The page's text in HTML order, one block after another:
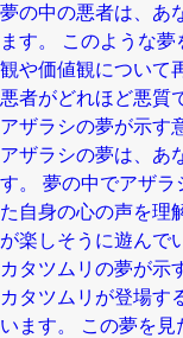
夢の中の悪者は、あ
ます。 このような
観や価値観について
悪者がどれほど悪質
アザラシの夢が示す
アザラシの夢は、あ
す。 夢の中でアザ
た自身の心の声を理
が楽しそうに遊んで
カタツムリの夢が示
カタツムリが登場す
います。 この夢を